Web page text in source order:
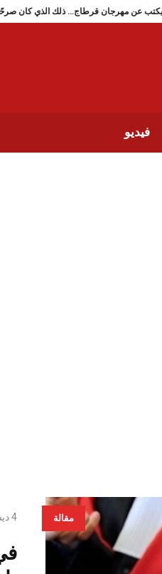
عز الدين الباجي يكتب عن مهرجان قرطاج…
فيديو
مقالة 4 ديسمبر، 2025